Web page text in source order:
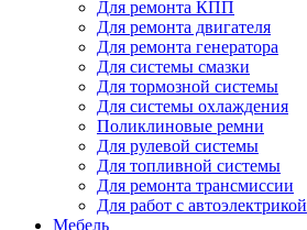
Для ремонта КПП
Для ремонта двигателя
Для ремонта генератора
Для системы смазки
Для тормозной системы
Для системы охлаждения
Поликлиновые ремни
Для рулевой системы
Для топливной системы
Для ремонта трансмиссии
Для работ с автоэлектрикой
Мебель